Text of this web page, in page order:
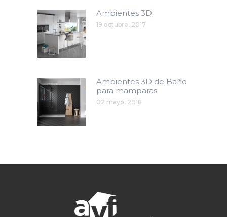
Ambientes 3D
19 octubre, 2017
Ambientes 3D de Baño
para mamparas
02 mayo, 2018